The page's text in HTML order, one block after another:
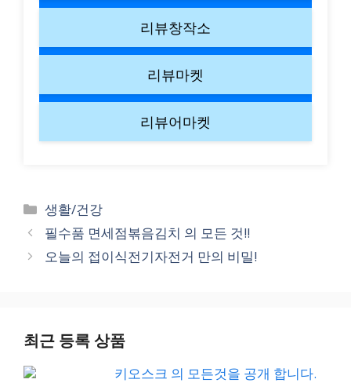
리뷰창작소
리뷰마켓
리뷰어마켓
Categories
생활/건강
필수품 면세점볶음김치 의 모든 것!!
오늘의 접이식전기자전거 만의 비밀!
최근 등록 상품
키오스크 의 모든것을 공개 합니다.